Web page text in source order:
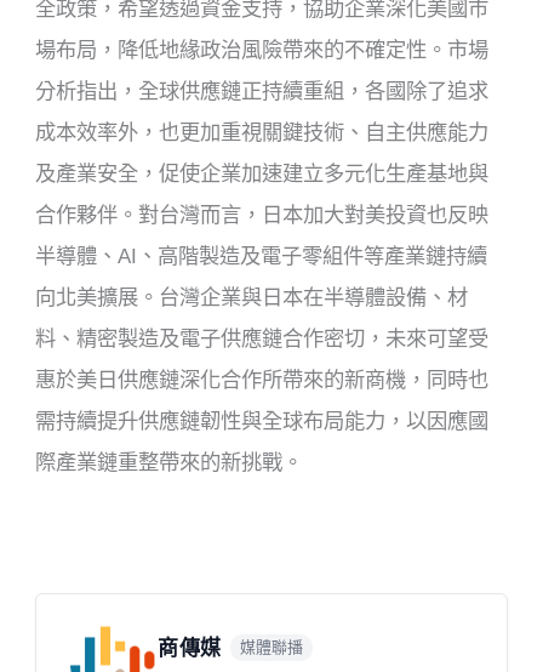
全政策，希望透過資金支持，協助企業深化美國市
場布局，降低地緣政治風險帶來的不確定性。市場
分析指出，全球供應鏈正持續重組，各國除了追求
成本效率外，也更加重視關鍵技術、自主供應能力
及產業安全，促使企業加速建立多元化生產基地與
合作夥伴。對台灣而言，日本加大對美投資也反映
半導體、AI、高階製造及電子零組件等產業鏈持續
向北美擴展。台灣企業與日本在半導體設備、材
料、精密製造及電子供應鏈合作密切，未來可望受
惠於美日供應鏈深化合作所帶來的新商機，同時也
需持續提升供應鏈韌性與全球布局能力，以因應國
際產業鏈重整帶來的新挑戰。
商傳媒 媒體聯播